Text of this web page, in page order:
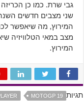
גבי שרת. כמו כן
שני מצבים חדשים
המירוץ, מה שיאפשר
מצב במאי הטלוויזיה
המירוץ.
תגיות MOTOGP 19